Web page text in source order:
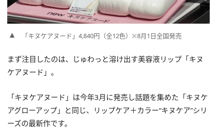
「キヌケアヌード」4,840円（全12色）※8月1日全国発売
まず注目したのは、じゅわっと溶け出す美容液リップ「キヌ
ケアヌード」。
「キヌケアヌード」は今年3月に発売し話題を集めた「キヌケ
アグローアップ」と同じ、リップケア＋カラー“キヌケア”シリ
ーズの最新作です。